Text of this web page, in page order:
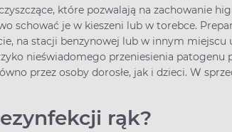
które pozwalają na zachowanie
schować je w kieszeni lub w torebce.
na stacji benzynowej lub w innym miejscu
nieświadomego przeniesienia patogenu
przez osoby dorosłe, jak i dzieci. W
rąk?